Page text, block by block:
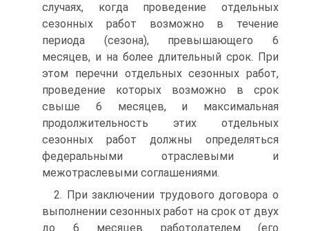
случаях, когда проведение отдельных
сезонных работ возможно в течение
периода (сезона), превышающего 6
месяцев, и на более длительный срок. При
этом перечни отдельных сезонных работ,
проведение которых возможно в срок
свыше 6 месяцев, и максимальная
продолжительность этих отдельных
сезонных работ должны определяться
федеральными отраслевыми и
межотраслевыми соглашениями.
2. При заключении трудового договора о
выполнении сезонных работ на срок от двух
до 6 месяцев работодателем (его